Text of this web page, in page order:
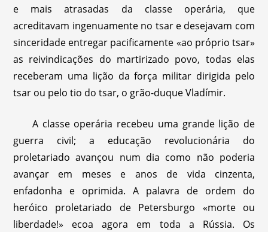
e mais atrasadas da classe operária, que
acreditavam ingenuamente no tsar e desejavam com
sinceridade entregar pacificamente «ao próprio tsar»
as reivindicações do martirizado povo, todas elas
receberam uma lição da força militar dirigida pelo
tsar ou pelo tio do tsar, o grão-duque Vladímir.
A classe operária recebeu uma grande lição de
guerra civil; a educação revolucionária do
proletariado avançou num dia como não poderia
avançar em meses e anos de vida cinzenta,
enfadonha e oprimida. A palavra de ordem do
heróico proletariado de Petersburgo «morte ou
liberdade!» ecoa agora em toda a Rússia. Os